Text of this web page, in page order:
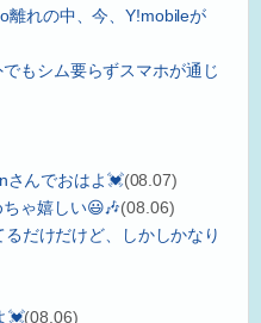
離れの中、今、Y!mobileが
もシム要らずスマホが通じ
さんでおはよ💓(08.07)
ゃ嬉しい😃🎶(08.06)
だけだけど、しかしかなり
💓(08.06)